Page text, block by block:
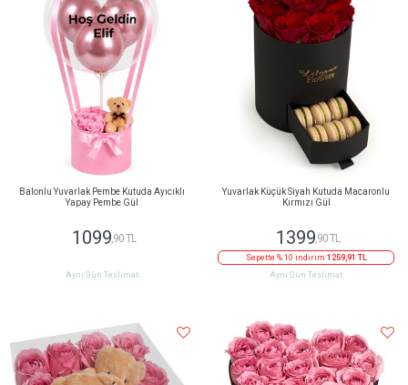
Balonlu Yuvarlak Pembe Kutuda Ayıcıklı
Yapay Pembe Gül
1099 ,90 TL
Aynı Gün Teslimat
Yuvarlak Küçük Siyah Kutuda Macaronlu
Kırmızı Gül
1399 ,90 TL
Sepette % 10 indirim 1259,91 TL
Aynı Gün Teslimat